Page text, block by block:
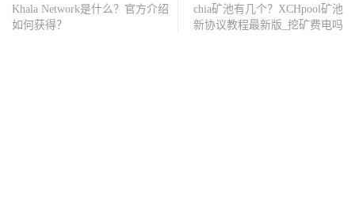
Khala Network是什么？官方介绍
如何获得？
chia矿池有几个？XCHpool矿池
新协议教程最新版_挖矿费电吗